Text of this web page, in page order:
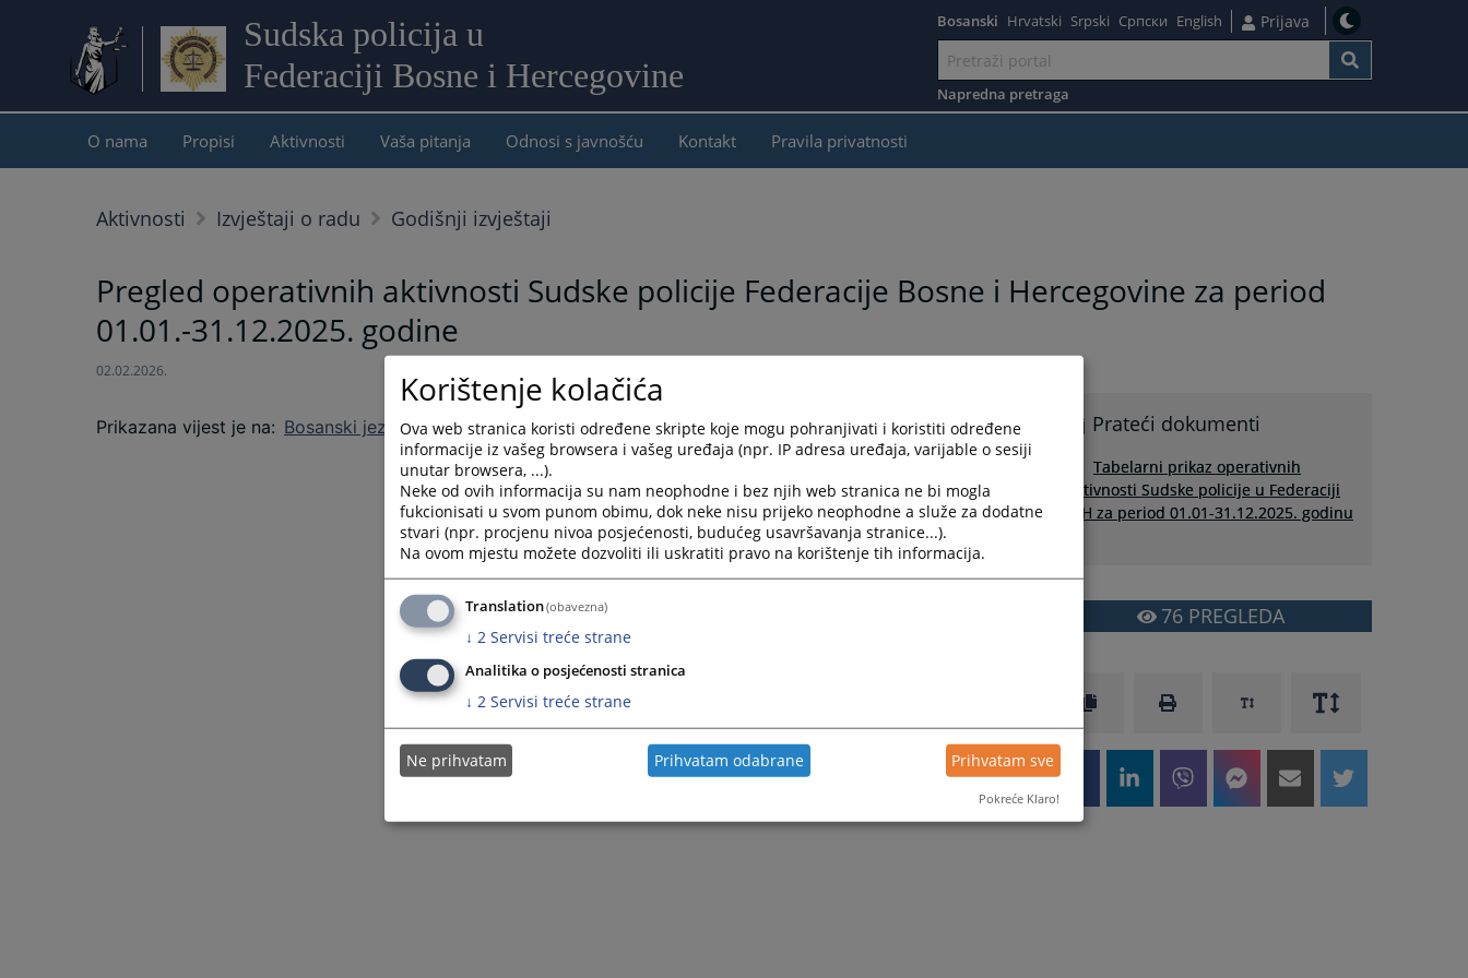
Sudska policija u
Federaciji Bosne i Hercegovine
sadržaj
Bosanski Hrvatski Srpski Српски English Prijava
Napredna pretraga
O nama Propisi Aktivnosti Vaša pitanja Odnosi s javnošću Kontakt Pravila privatnosti
Aktivnosti Izvještaji o radu Godišnji izvještaji
Pregled operativnih aktivnosti Sudske policije Federacije Bosne i Hercegovine za period
01.01.-31.12.2025. godine
02.02.2026.
Prikazana vijest je na: Bosanski jezik Prateći dokumenti
Tabelarni prikaz operativnih
aktivnosti Sudske policije u Federaciji
BiH za period 01.01-31.12.2025. godinu
76PREGLEDA
Korištenje kolačića
Ova web stranica koristi određene skripte koje mogu pohranjivati i koristiti određene
informacije iz vašeg browsera i vašeg uređaja (npr. IP adresa uređaja, varijable o sesiji
unutar browsera, ...).
Neke od ovih informacija su nam neophodne i bez njih web stranica ne bi mogla
fukcionisati u svom punom obimu, dok neke nisu prijeko neophodne a služe za dodatne
stvari (npr. procjenu nivoa posjećenosti, budućeg usavršavanja stranice...).
Na ovom mjestu možete dozvoliti ili uskratiti pravo na korištenje tih informacija.
Translation(obavezna)
↓ 2 Servisi treće strane
Analitika o posjećenosti stranica
↓ 2 Servisi treće strane
Ne prihvatam Prihvatam odabrane Prihvatam sve
Pokreće Klaro!